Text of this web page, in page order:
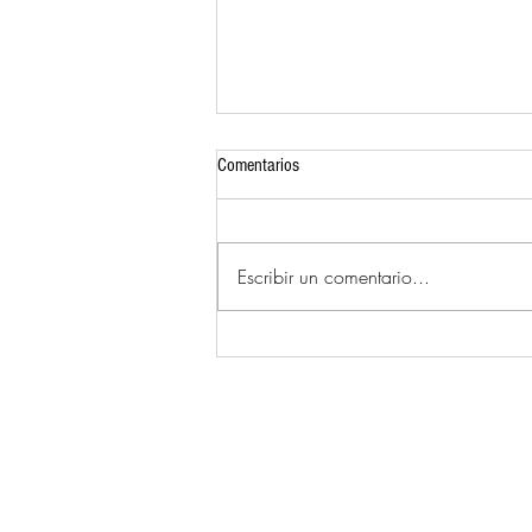
Despierta Mujer
Comentarios
Escribir un comentario...